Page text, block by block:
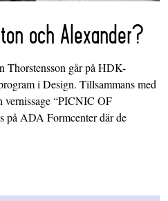
och Alexander?
Thorstensson går på HDK-
i Design. Tillsammans med
vernissage “PICNIC OF
på ADA Formcenter där de